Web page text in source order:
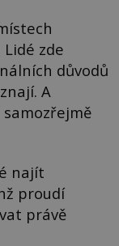
zde
důvodů
A
najít
proudí
právě